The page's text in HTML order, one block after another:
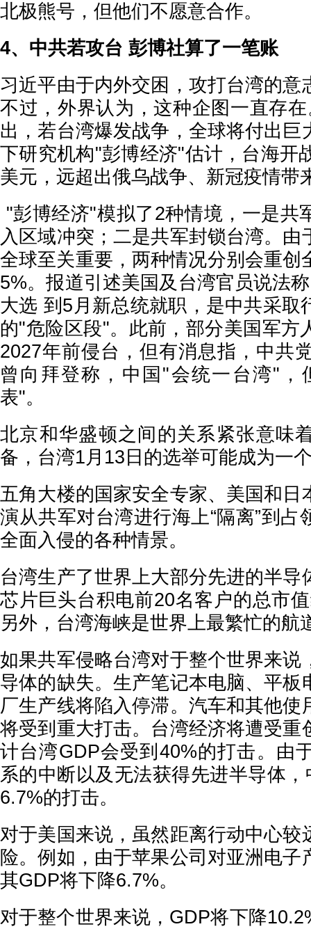
北极熊号，但他们不愿意合作。
4、中共若攻台 彭博社算了一笔账
习近平由于内外交困，攻打台湾的意
不过，外界认为，这种企图一直存
出，若台湾爆发战争，全球将付出巨
下研究机构"彭博经济"估计，台海开
美元，远超出俄乌战争、新冠疫情带
"彭博经济"模拟了2种情境，一是共
入区域冲突；二是共军封锁台湾。由
全球至关重要，两种情况分别会重创
5%。报道引述美国及台湾官员说法
大选 到5月新总统就职，是中共采取
的"危险区段"。此前，部分美国军方
2027年前侵台，但有消息指，中共
曾向拜登称，中国"会统一台湾"，
表"。
北京和华盛顿之间的关系紧张意味
备，台湾1月13日的选举可能成为一
五角大楼的国家安全专家、美国和日
演从共军对台湾进行海上“隔离”到占
全面入侵的各种情景。
台湾生产了世界上大部分先进的半导
芯片巨头台积电前20名客户的总市
另外，台湾海峡是世界上最繁忙的航
如果共军侵略台湾对于整个世界来说
导体的缺失。生产笔记本电脑、平板
厂生产线将陷入停滞。汽车和其他使
将受到重大打击。台湾经济将遭受重
计台湾GDP会受到40%的打击。由
系的中断以及无法获得先进半导体
6.7%的打击。
对于美国来说，虽然距离行动中心较
险。例如，由于苹果公司对亚洲电子
其GDP将下降6.7%。
对于整个世界来说，GDP将下降